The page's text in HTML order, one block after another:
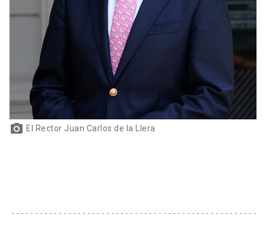
photo_camera El Rector Juan Carlos de la Llera